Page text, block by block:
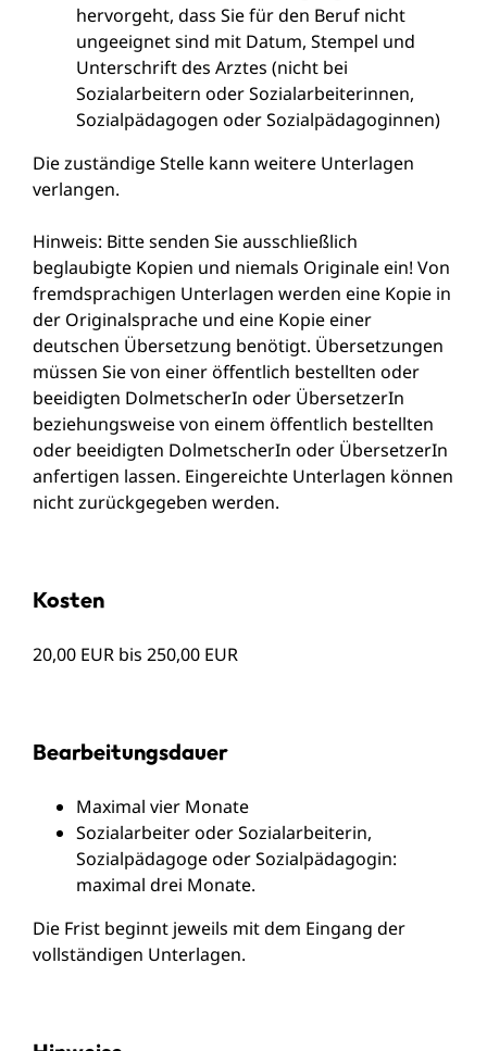
hervorgeht, dass Sie für den Beruf nicht
ungeeignet sind mit Datum, Stempel und
Unterschrift des Arztes (nicht bei
Sozialarbeitern oder Sozialarbeiterinnen,
Sozialpädagogen oder Sozialpädagoginnen)
Die zuständige Stelle kann weitere Unterlagen
verlangen.
Hinweis: Bitte senden Sie ausschließlich
beglaubigte Kopien und niemals Originale ein! Von
fremdsprachigen Unterlagen werden eine Kopie in
der Originalsprache und eine Kopie einer
deutschen Übersetzung benötigt. Übersetzungen
müssen Sie von einer öffentlich bestellten oder
beeidigten DolmetscherIn oder ÜbersetzerIn
beziehungsweise von einem öffentlich bestellten
oder beeidigten DolmetscherIn oder ÜbersetzerIn
anfertigen lassen. Eingereichte Unterlagen können
nicht zurückgegeben werden.
Kosten
20,00 EUR bis 250,00 EUR
Bearbeitungsdauer
Maximal vier Monate
Sozialarbeiter oder Sozialarbeiterin,
Sozialpädagoge oder Sozialpädagogin:
maximal drei Monate.
Die Frist beginnt jeweils mit dem Eingang der
vollständigen Unterlagen.